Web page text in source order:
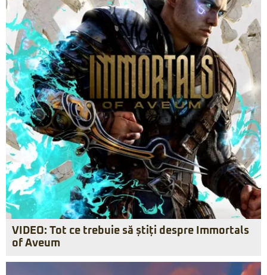
VIDEO: Tot ce trebuie să știți despre Immortals
of Aveum